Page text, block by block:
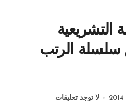
التشريعية
الرتب
لا توجد تعليقات